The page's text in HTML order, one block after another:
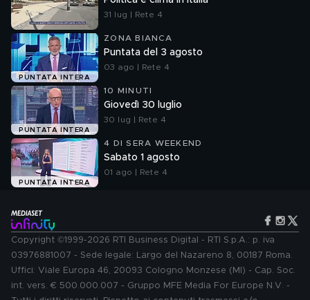
31 lug | Rete 4
PUNTATA INTERA
ZONA BIANCA
Puntata del 3 agosto
03 ago | Rete 4
PUNTATA INTERA
10 MINUTI
Giovedì 30 luglio
30 lug | Rete 4
PUNTATA INTERA
4 DI SERA WEEKEND
Sabato 1 agosto
01 ago | Rete 4
Copyright ©1999-2026 RTI Business Digital - RTI S.p.A.: p. iva
03976881007 - Sede legale: Largo del Nazareno 8, 00187 Roma.
Uffici: Viale Europa 46, 20093 Cologno Monzese (MI) - Cap. Soc.
int. vers. € 500.000.007 - Gruppo MFE Media For Europe N.V. -